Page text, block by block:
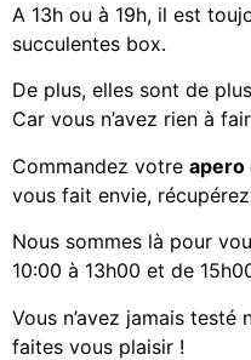
A 13h ou à 19h, il est
succulentes box.
De plus, elles sont de
Car vous n’avez rien à
Commandez votre apero
vous fait envie,
Nous sommes là pour
10:00 à 13h00 et de
Vous n’avez jamais testé
faites vous plaisir !